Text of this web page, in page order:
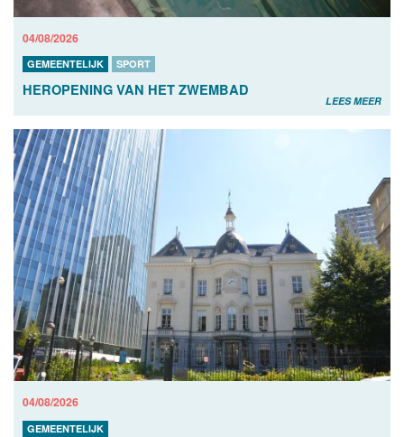
04/08/2026
GEMEENTELIJK SPORT
HEROPENING VAN HET ZWEMBAD
LEES MEER
04/08/2026
GEMEENTELIJK